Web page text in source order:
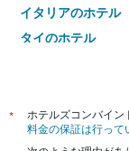
イタリアのホテル
タイのホテル
*
ホテルズコンバイン
料金の保証は行って